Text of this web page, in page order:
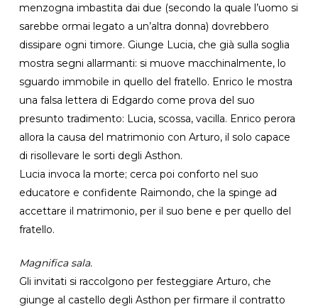
menzogna imbastita dai due (secondo la quale l’uomo si
sarebbe ormai legato a un’altra donna) dovrebbero
dissipare ogni timore. Giunge Lucia, che già sulla soglia
mostra segni allarmanti: si muove macchinalmente, lo
sguardo immobile in quello del fratello. Enrico le mostra
una falsa lettera di Edgardo come prova del suo
presunto tradimento: Lucia, scossa, vacilla. Enrico perora
allora la causa del matrimonio con Arturo, il solo capace
di risollevare le sorti degli Asthon.
Lucia invoca la morte; cerca poi conforto nel suo
educatore e confidente Raimondo, che la spinge ad
accettare il matrimonio, per il suo bene e per quello del
fratello.
Magnifica sala.
Gli invitati si raccolgono per festeggiare Arturo, che
giunge al castello degli Asthon per firmare il contratto